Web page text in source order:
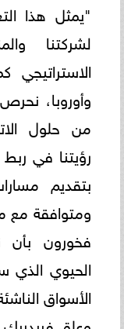
"يمثل هذا
لشركتنا
الاستراتيجي
وأوروبا،
رؤيتنا في ربط
بتقديم
ومتوافقة مع
فخورون بأن
الحيوي الذي
الأسواق
وعلق